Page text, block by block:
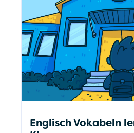
Englisch Vokabeln